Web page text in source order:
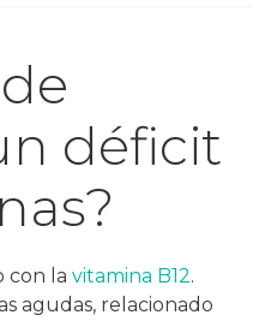
déficit
con la vitamina B12.
agudas, relacionado